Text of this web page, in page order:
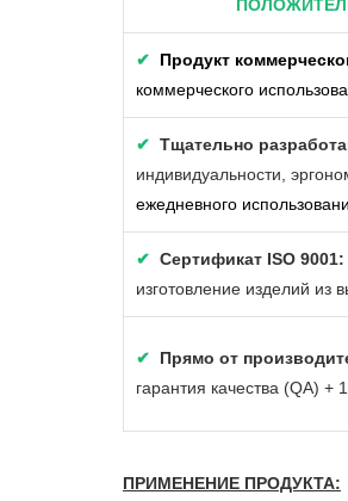
✔ Продукт
коммерческого
✔ Тщательно
индивидуальности,
ежедневного
✔ Сертификат ISO 9001:
изготовление изделий из
✔ Прямо от
гарантия качества (QA) +
ПРИМЕНЕНИЕ ПРОДУКТА: